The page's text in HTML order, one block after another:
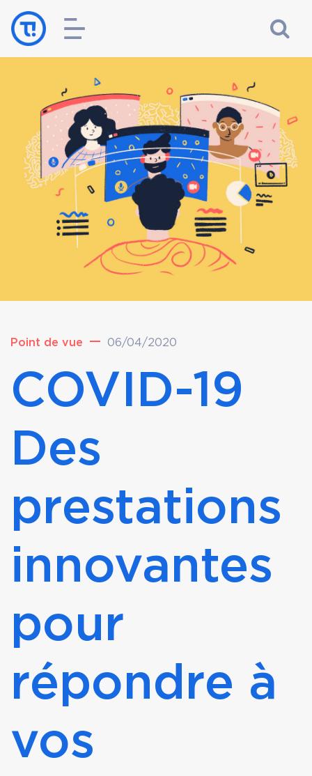
Point de vue 06/04/2020
COVID-19
Des
prestations
innovantes
pour
répondre à
vos